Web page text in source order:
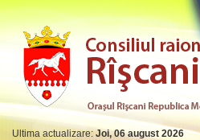
Ultima actualizare:Joi, 06 august 2026